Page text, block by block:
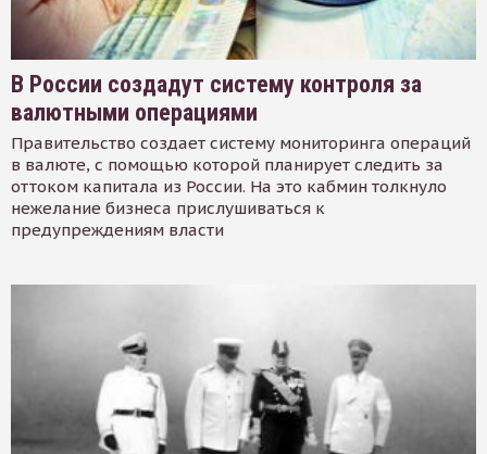
В России создадут систему контроля за
валютными операциями
Правительство создает систему мониторинга операций
в валюте, с помощью которой планирует следить за
оттоком капитала из России. На это кабмин толкнуло
нежелание бизнеса прислушиваться к
предупреждениям власти